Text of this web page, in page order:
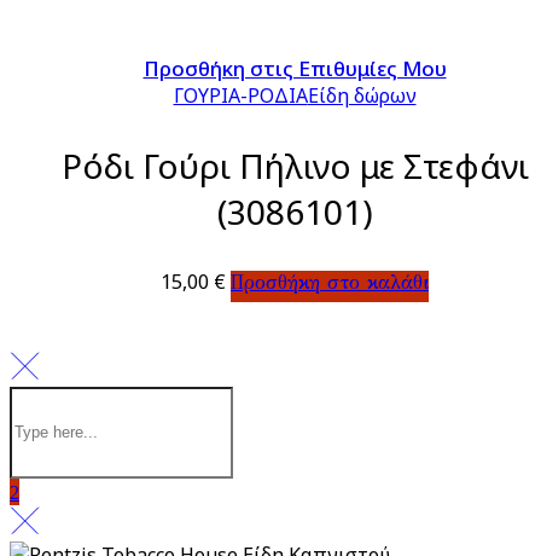
Προσθήκη στις Επιθυμίες Μου
ΓΟΥΡΙΑ-ΡΟΔΙΑΕίδη δώρων
Ρόδι Γούρι Πήλινο με Στεφάνι
(3086101)
15,00 € Προσθήκη στο καλάθι